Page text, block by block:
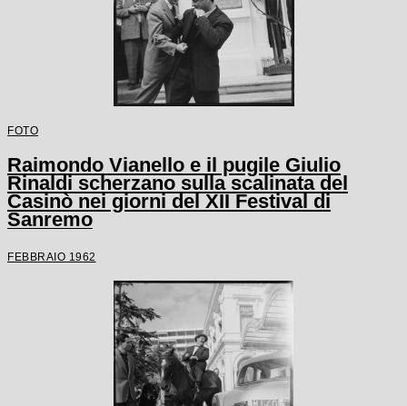
FOTO
Raimondo Vianello e il pugile Giulio
Rinaldi scherzano sulla scalinata del
Casinò nei giorni del XII Festival di
Sanremo
FEBBRAIO 1962